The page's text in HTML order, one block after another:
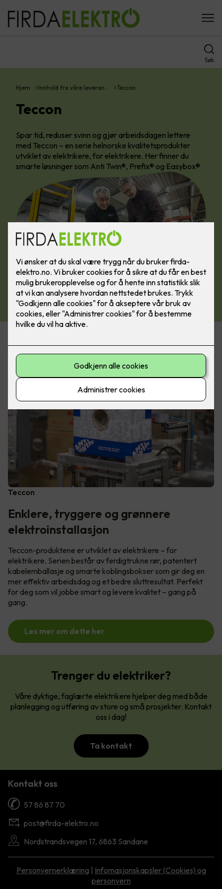
Søk
Hjem Innhold fra våre leveran… Teccon
Teccon
Spar tid, reduser svinn og gjør arbeidsdagen lettere
med Teccon – en serie helnorske kvalitetsprodukter
utviklet av elektrikere, for elektrikere. Her finner du
smarte løsninger som Anti Twin®, Prefix® og Easybox®
Teccon
Enklere, tryggere og grønnere
elektroinstallasjon
Teccon-produktene er utviklet av elektrikere – for
elektrikere. Serien består av ferdigtrukne rør, patentert
kabelemballasje og smarte koblingsbokser som gir deg en
mer effektiv arbeidsdag og et bedre sluttresultat. Perfekt
for deg som vil jobbe smart og levere kvalitet – gang på
gang.
Les mer om dette her
Trenger du elektriker?
Våre dyktige, faglærte elektrikere hjelper deg med både
planlegging og utføring av store og små prosjekter. Kontakt
oss i dag!
Ta kontakt
Kontakt oss
57 86 87 70
post@firda-elektro.no
Nordstrandsvegen 17, 6863 Sandane
Personvernerklæring | Infomasjonskapsler (Cookies) og
personvern